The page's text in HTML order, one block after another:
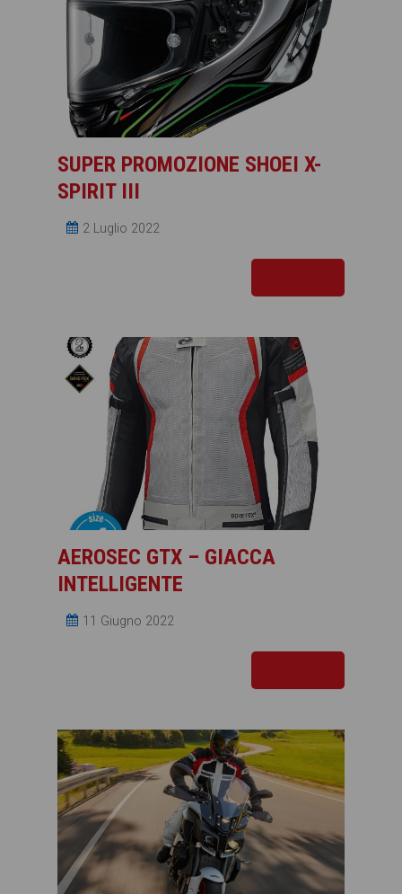
SUPER PROMOZIONE SHOEI X-
SPIRIT III
2 Luglio 2022
AEROSEC GTX – GIACCA
INTELLIGENTE
11 Giugno 2022